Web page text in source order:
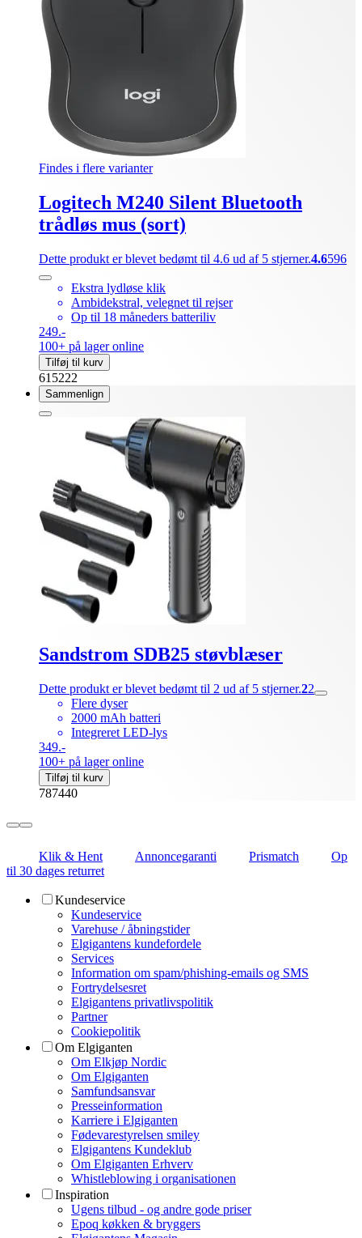
Findes i flere varianter
Logitech M240 Silent Bluetooth
trådløs mus (sort)
Dette produkt er blevet bedømt til 4.6 ud af 5 stjerner.4.6596
Ekstra lydløse klik
Ambidekstral, velegnet til rejser
Op til 18 måneders batteriliv
249.-
100+ på lager online
Tilføj til kurv
615222
Sammenlign
Sandstrom SDB25 støvblæser
Dette produkt er blevet bedømt til 2 ud af 5 stjerner.22
Flere dyser
2000 mAh batteri
Integreret LED-lys
349.-
100+ på lager online
Tilføj til kurv
787440
Klik & Hent Annoncegaranti Prismatch
Op
til 30 dages returret
Kundeservice
Kundeservice
Varehuse / åbningstider
Elgigantens kundefordele
Services
Information om spam/phishing-emails og SMS
Fortrydelsesret
Elgigantens privatlivspolitik
Partner
Cookiepolitik
Om Elgiganten
Om Elkjøp Nordic
Om Elgiganten
Samfundsansvar
Presseinformation
Karriere i Elgiganten
Fødevarestyrelsen smiley
Elgigantens Kundeklub
Om Elgiganten Erhverv
Whistleblowing i organisationen
Inspiration
Ugens tilbud - og andre gode priser
Epoq køkken & bryggers